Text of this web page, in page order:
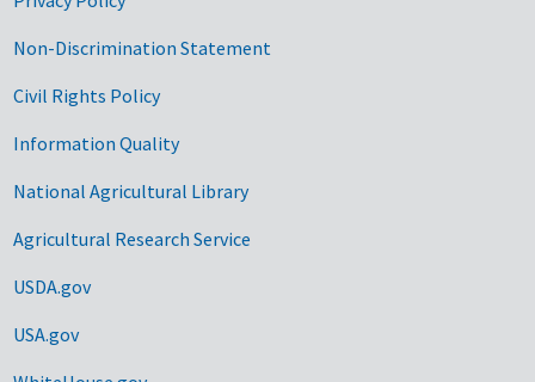
Non-Discrimination Statement
Civil Rights Policy
Information Quality
National Agricultural Library
Agricultural Research Service
USDA.gov
USA.gov